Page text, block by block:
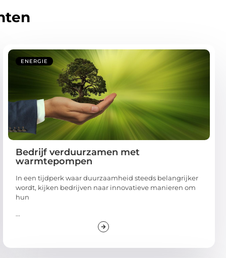
ENERGIE
Bedrijf verduurzamen met
warmtepompen
In een tijdperk waar duurzaamheid steeds belangrijker
wordt, kijken bedrijven naar innovatieve manieren om
hun
...